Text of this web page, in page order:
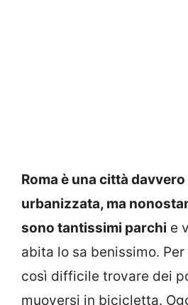
Roma è una città
urbanizzata, ma
sono tantissimi parchi e
abita lo sa benissimo.
così difficile trovare dei
muoversi in bicicletta.